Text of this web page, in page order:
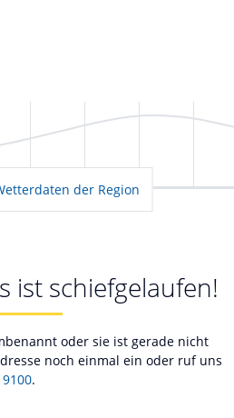
der Region
ist schiefgelaufen!
oder sie ist gerade nicht
noch einmal ein oder ruf uns
.